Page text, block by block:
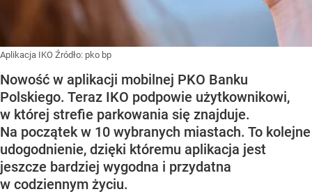
Aplikacja IKO Źródło: pko bp
Nowość w aplikacji mobilnej PKO Banku
Polskiego. Teraz IKO podpowie użytkownikowi,
w której strefie parkowania się znajduje.
Na początek w 10 wybranych miastach. To kolejne
udogodnienie, dzięki któremu aplikacja jest
jeszcze bardziej wygodna i przydatna
w codziennym życiu.